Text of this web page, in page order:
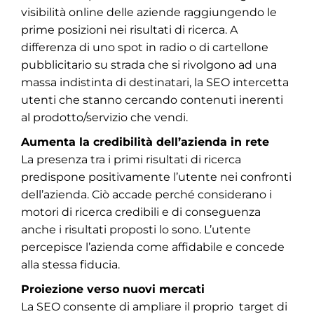
visibilità online delle aziende raggiungendo le
prime posizioni nei risultati di ricerca. A
differenza di uno spot in radio o di cartellone
pubblicitario su strada che si rivolgono ad una
massa indistinta di destinatari, la SEO intercetta
utenti che stanno cercando contenuti inerenti
al prodotto/servizio che vendi.
Aumenta la credibilità dell’azienda in rete
La presenza tra i primi risultati di ricerca
predispone positivamente l’utente nei confronti
dell’azienda. Ciò accade perché considerano i
motori di ricerca credibili e di conseguenza
anche i risultati proposti lo sono. L’utente
percepisce l’azienda come affidabile e concede
alla stessa fiducia.
Proiezione verso nuovi mercati
La SEO consente di ampliare il proprio target di